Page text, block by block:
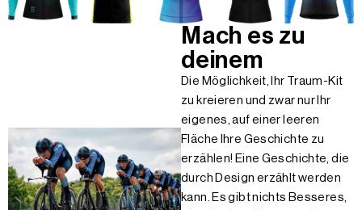
Mach es zu
deinem
Die Möglichkeit, Ihr Traum-Kit
zu kreieren und zwar nur Ihr
eigenes, auf einer leeren
Fläche Ihre Geschichte zu
erzählen! Eine Geschichte, die
durch Design erzählt werden
kann. Es gibt nichts Besseres,